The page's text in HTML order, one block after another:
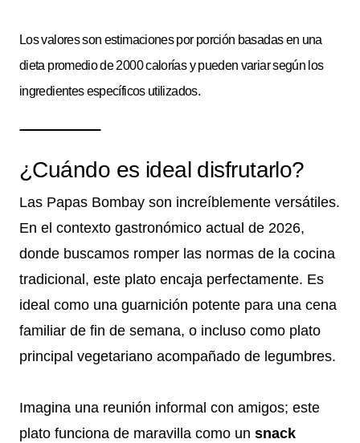
Los valores son estimaciones por porción basadas en una
dieta promedio de 2000 calorías y pueden variar según los
ingredientes específicos utilizados.
¿Cuándo es ideal disfrutarlo?
Las Papas Bombay son increíblemente versátiles.
En el contexto gastronómico actual de 2026,
donde buscamos romper las normas de la cocina
tradicional, este plato encaja perfectamente. Es
ideal como una guarnición potente para una cena
familiar de fin de semana, o incluso como plato
principal vegetariano acompañado de legumbres.
Imagina una reunión informal con amigos; este
plato funciona de maravilla como un snack